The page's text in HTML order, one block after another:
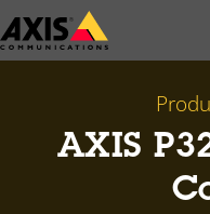
Zum
Hauptinhalt
AXIS